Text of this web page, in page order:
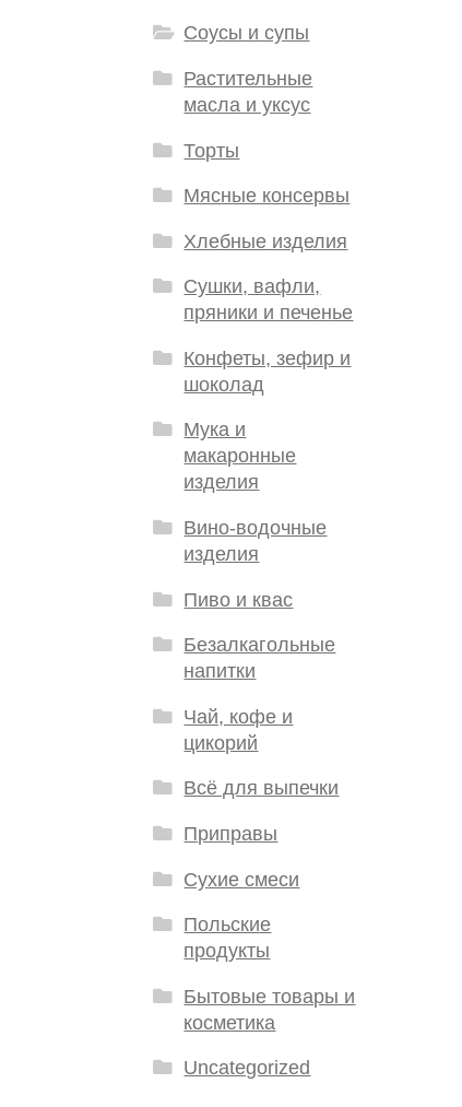
Соусы и супы
Растительные
масла и уксус
Торты
Мясные консервы
Хлебные изделия
Сушки, вафли,
пряники и печенье
Конфеты, зефир и
шоколад
Мука и
макаронные
изделия
Вино-водочные
изделия
Пиво и квас
Безалкагольные
напитки
Чай, кофе и
цикорий
Всё для выпечки
Приправы
Сухие смеси
Польские
продукты
Бытовые товары и
косметика
Uncategorized